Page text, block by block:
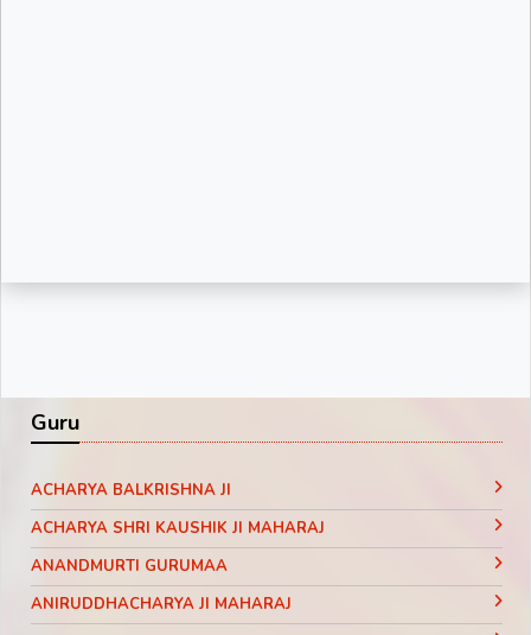
Guru
ACHARYA BALKRISHNA JI
ACHARYA SHRI KAUSHIK JI MAHARAJ
ANANDMURTI GURUMAA
ANIRUDDHACHARYA JI MAHARAJ